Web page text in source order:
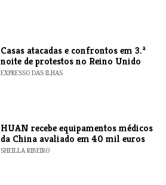
Casas atacadas e confrontos em 3.ª
noite de protestos no Reino Unido
EXPRESSO DAS ILHAS
HUAN recebe equipamentos médicos
da China avaliado em 40 mil euros
SHEILLA RIBEIRO